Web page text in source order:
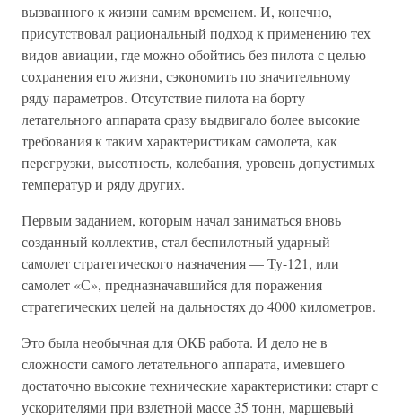
вызванного к жизни самим временем. И, конечно,
присутствовал рациональный подход к применению тех
видов авиации, где можно обойтись без пилота с целью
сохранения его жизни, сэкономить по значительному
ряду параметров. Отсутствие пилота на борту
летательного аппарата сразу выдвигало более высокие
требования к таким характеристикам самолета, как
перегрузки, высотность, колебания, уровень допустимых
температур и ряду других.
Первым заданием, которым начал заниматься вновь
созданный коллектив, стал беспилотный ударный
самолет стратегического назначения — Ту-121, или
самолет «С», предназначавшийся для поражения
стратегических целей на дальностях до 4000 километров.
Это была необычная для ОКБ работа. И дело не в
сложности самого летательного аппарата, имевшего
достаточно высокие технические характеристики: старт с
ускорителями при взлетной массе 35 тонн, маршевый